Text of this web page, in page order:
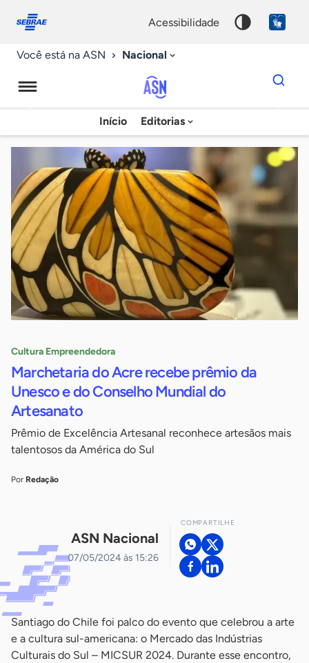
conosco
acessibilidade
Você está na ASN Nacional
Agência
Sebrae
de
Notícias
Início Editorias
Dados
para
chave
Cultura Empreendedora
Marchetaria do Acre recebe prêmio da
Unesco e do Conselho Mundial do
Artesanato
Prêmio de Excelência Artesanal reconhece artesãos mais
talentosos da América do Sul
Por Redação
ASN Nacional
07/05/2024 às 15:26
COMPARTILHE
Santiago do Chile foi palco do evento que celebrou a arte
e a cultura sul-americana: o Mercado das Indústrias
Culturais do Sul – MICSUR 2024. Durante esse encontro,